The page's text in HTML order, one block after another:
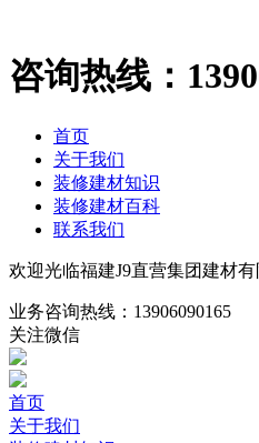
咨询热线：
首页
关于我们
装修建材知识
装修建材百科
联系我们
欢迎光临福建J9直营集团建材有
业务咨询热线： 13906090165
关注微信
首页
关于我们